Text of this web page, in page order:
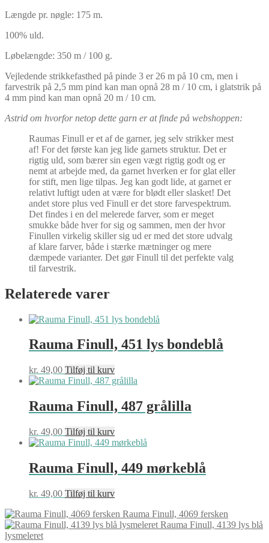
Længde pr. nøgle: 175 m.
100% uld.
Løbelængde: 350 m / 100 g.
Vejledende strikkefasthed på pinde 3 er 26 m på 10 cm, men i
farvestrik på 2,5 mm pind kan man opnå 28 m / 10 cm, i glatstrik på
4 mm pind kan man opnå 20 m / 10 cm.
Astrid om hvorfor netop dette garn er at finde på webshoppen:
Raumas Finull er et af de garner, jeg selv strikker mest
af! For det første kan jeg lide garnets struktur. Det er
rigtig uld, som bærer sin egen vægt rigtig godt og er
nemt at arbejde med, da garnet hverken er for glat eller
for stift, men lige tilpas. Jeg kan godt lide, at garnet er
relativt luftigt uden at være for blødt eller slasket! Det
andet store plus ved Finull er det store farvespektrum.
Det findes i en del melerede farver, som er meget
smukke både hver for sig og sammen, men der hvor
Finullen virkelig skiller sig ud er med det store udvalg
af klare farver, både i stærke mætninger og mere
dæmpede varianter. Det gør Finull til det perfekte valg
til farvestrik.
Relaterede varer
Rauma Finull, 451 lys bondeblå
kr. 49,00 Tilføj til kurv
Rauma Finull, 487 grålilla
kr. 49,00 Tilføj til kurv
Rauma Finull, 449 mørkeblå
kr. 49,00 Tilføj til kurv
Rauma Finull, 4069 fersken
Rauma Finull, 4139 lys blå
lysmeleret